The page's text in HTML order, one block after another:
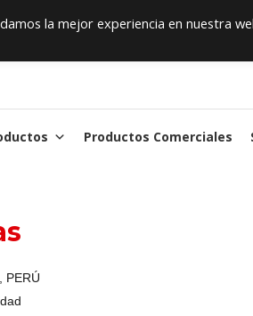
Productos Comerciales
PERÚ
la mejor experiencia en nuestra